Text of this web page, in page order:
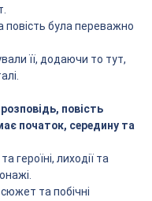
повість була переважно
її, додаючи то тут,
повість
початок, середину та
героїні, лиходії та
та побічні